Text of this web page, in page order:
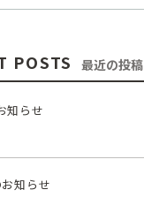
POSTS 最近の投稿
知らせ
知らせ